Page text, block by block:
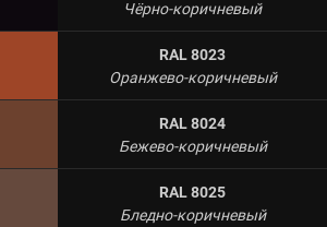
Чёрно-коричневый
RAL 8023
Оранжево-коричневый
RAL 8024
Бежево-коричневый
RAL 8025
Бледно-коричневый